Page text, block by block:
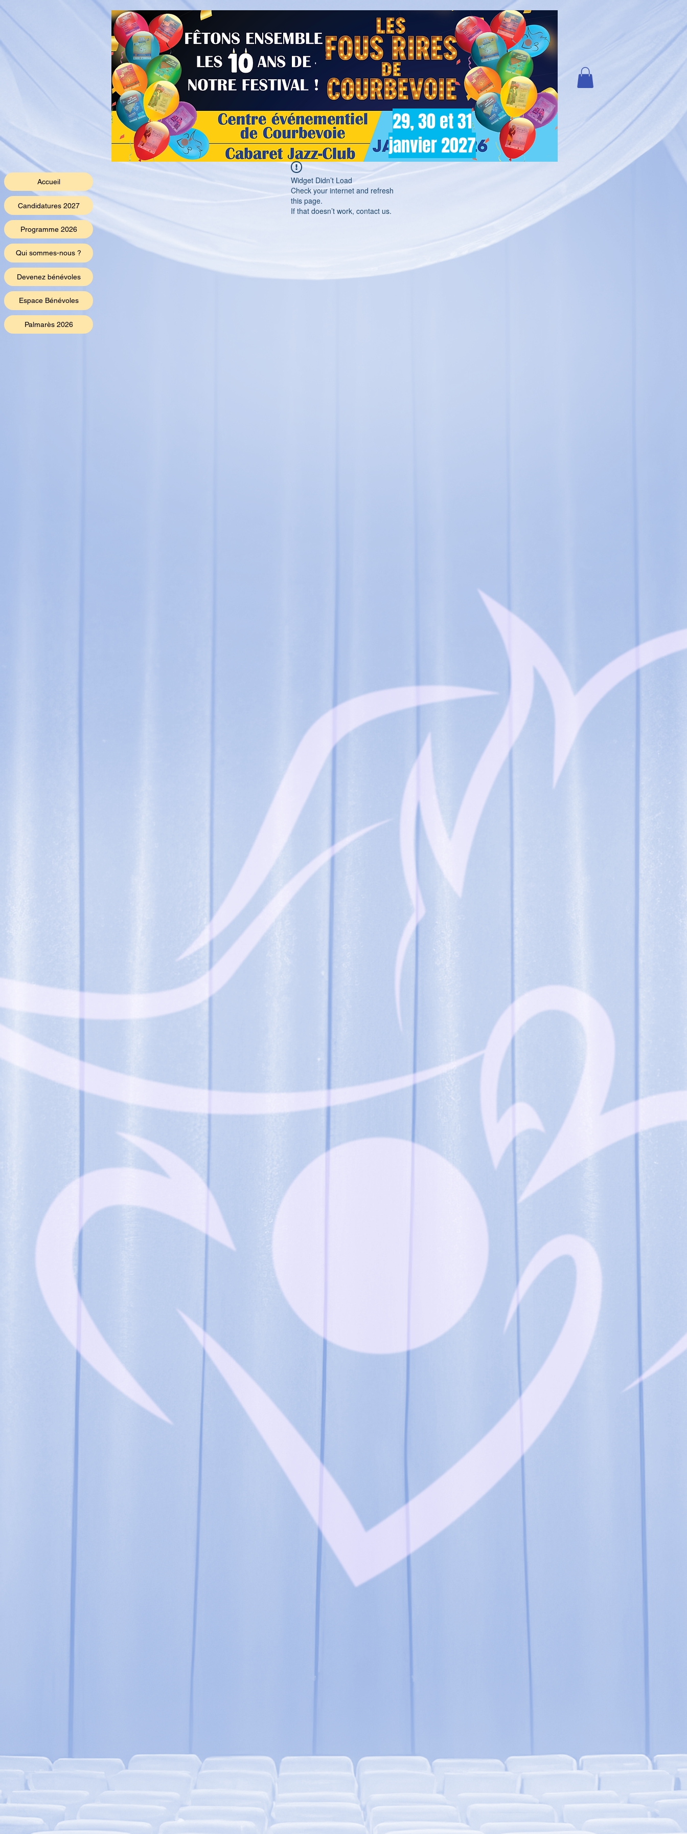
29, 30 et 31
janvier 2027
Widget Didn’t Load
Check your internet and refresh
this page.
If that doesn’t work, contact us.
Accueil
Candidatures 2027
Programme 2026
Qui sommes-nous ?
Devenez bénévoles
Espace Bénévoles
Palmarès 2026